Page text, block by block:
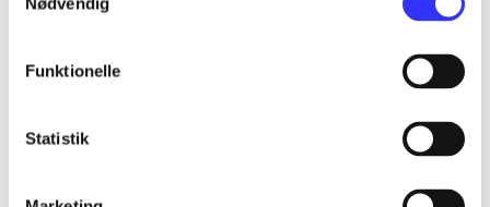
Funktionelle
Statistik
lorem ipsum dolor sit amet ...
lorem ipsum dolor sit amet ...
lorem ipsum dolor sit amet ...
lorem ipsum dolor sit amet ...